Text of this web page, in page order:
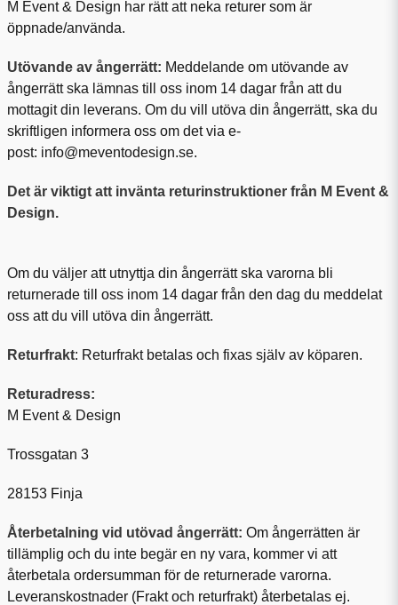
M Event & Design har rätt att neka returer som är
öppnade/använda.
Utövande av ångerrätt: Meddelande om utövande av
ångerrätt ska lämnas till oss inom 14 dagar från att du
mottagit din leverans. Om du vill utöva din ångerrätt, ska du
skriftligen informera oss om det via e-
post: info@meventodesign.se.
Det är viktigt att invänta returinstruktioner från M Event &
Design.
Om du väljer att utnyttja din ångerrätt ska varorna bli
returnerade till oss inom 14 dagar från den dag du meddelat
oss att du vill utöva din ångerrätt.
Returfrakt: Returfrakt betalas och fixas själv av köparen.
Returadress:
M Event & Design
Trossgatan 3
28153 Finja
Återbetalning vid utövad ångerrätt: Om ångerrätten är
tillämplig och du inte begär en ny vara, kommer vi att
återbetala ordersumman för de returnerade varorna.
Leveranskostnader (Frakt och returfrakt) återbetalas ej.